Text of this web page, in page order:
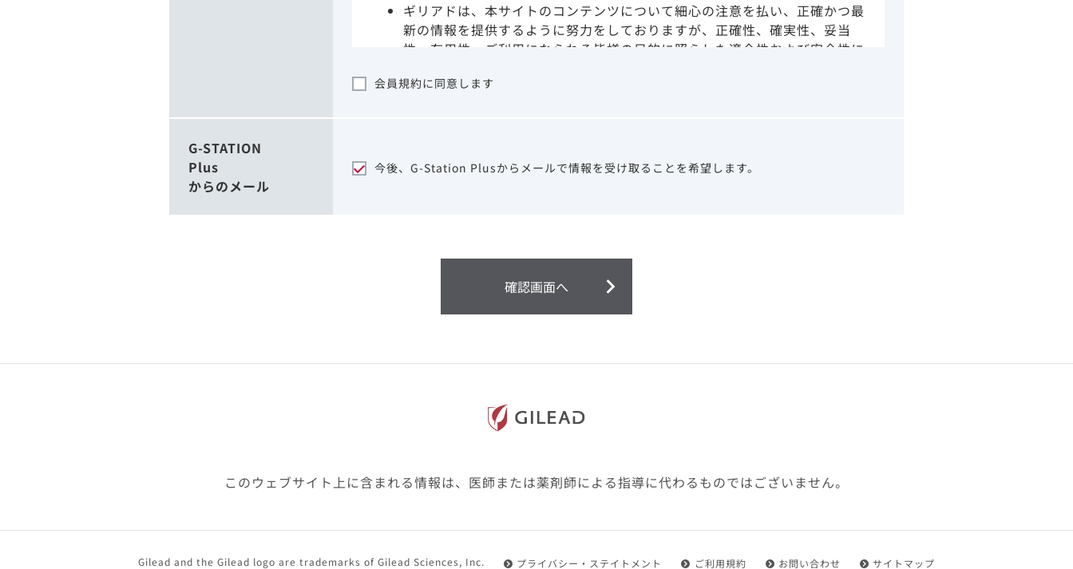
ギリアドは、本サイトのコンテンツについて細心の注意を払い、正確かつ最
新の情報を提供するように努力をしておりますが、正確性、確実性、妥当
性、有用性、ご利用になられる皆様の目的に照らした適合性および安全性に
サイトを利用することまたは利用できなかったことより生じる損害について
本サイト内の情報は、医師その他医療関係者が行なうべきアドバイスやサー
第２条（会員）
1.会員とは、医療関係者の方で、本サービスの利用規約（以下、「本規約」といいます）
4.会員は、設置した機器がギリアドの示す利用環境に適合していない場合や自らの機器の
設定により本サービスの利用ができない場合があることを予め了承するものとします。ま
5.会員は、登録した会員情報に変更が生じた場合には、その都度速やかに本サイト内に設
会員規約に同意します
G-STATION
Plus
からのメール
今後、G-Station Plusからメールで情報を受け取ることを希望します。
確認画面へ
このウェブサイト上に含まれる情報は、医師または薬剤師による指導に代わるものではございません。
Gilead and the Gilead logo are trademarks of Gilead Sciences, Inc. プライバシー・ステイトメント ご利用規約 お問い合わせ サイトマップ